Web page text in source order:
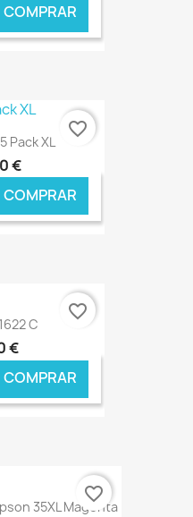
COMPRAR
€ ONLINE
Pack XL
€
COMPRAR
€ ONLINE
favorite_border
C
€
COMPRAR
€ ONLINE
favorite_border
35XL Magenta
favorite_border